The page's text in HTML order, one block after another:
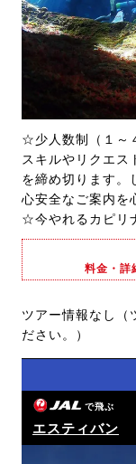
☆少人数制（１～
スキルやリクエス
を締め切ります。
心安全なご案内を
☆今やれるカピリ
料金・詳
ツアー情報なし
ださい。）
で飛ぶ
エスティバン